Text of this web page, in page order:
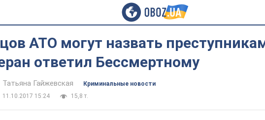
АТО могут назвать
ответил Бессмертному
Татьяна Гайжевская
Криминальные новости
11.10.2017 15:24
15,8 т.